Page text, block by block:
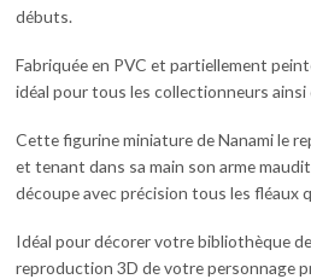
débuts.
Fabriquée en PVC et partiellement
idéal pour tous les collectionneurs
Cette figurine miniature de Nanami le
et tenant dans sa main son arme
découpe avec précision tous les fléaux
Idéal pour décorer votre bibliothèque
reproduction 3D de votre personnage